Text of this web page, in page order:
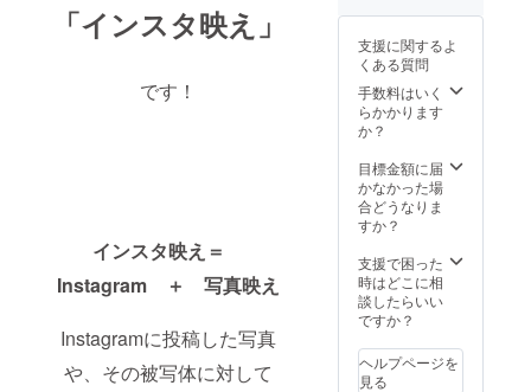
「インスタ映え」
です！
インスタ映え＝
Instagram ＋ 写真映え
Instagramに投稿した写真
や、その被写体に対して
支援に関するよ
くある質問
手数料はいく
らかかります
か？
目標金額に届
かなかった場
合どうなりま
すか？
支援で困った
時はどこに相
談したらいい
ですか？
ヘルプページを
見る